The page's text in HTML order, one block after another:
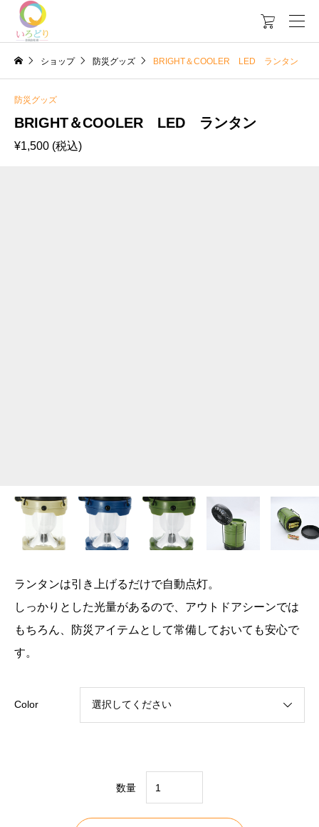

ショップ 防災グッズ BRIGHT＆COOLER LED ランタン
防災グッズ
BRIGHT＆COOLER LED ランタン
¥1,500 (税込)
ランタンは引き上げるだけで自動点灯。
しっかりとした光量があるので、アウトドアシーンでは
もちろん、防災アイテムとして常備しておいても安心で
す。
Color
数量
＆